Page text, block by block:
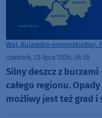
Woj. Kujawsko-pomorskieWoj.
czwartek, 23 lipca 2026, 06:58
Silny deszcz z
całego regionu.
możliwy jest też grad